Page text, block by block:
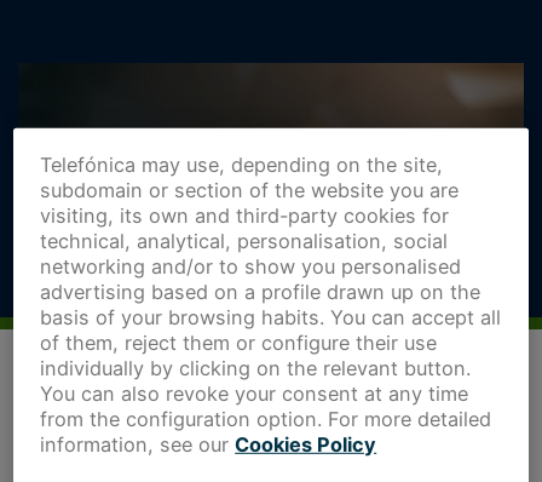
Telefónica may use, depending on the site,
subdomain or section of the website you are
visiting, its own and third-party cookies for
technical, analytical, personalisation, social
networking and/or to show you personalised
advertising based on a profile drawn up on the
basis of your browsing habits. You can accept all
of them, reject them or configure their use
individually by clicking on the relevant button.
You can also revoke your consent at any time
from the configuration option. For more detailed
information, see our Cookies Policy